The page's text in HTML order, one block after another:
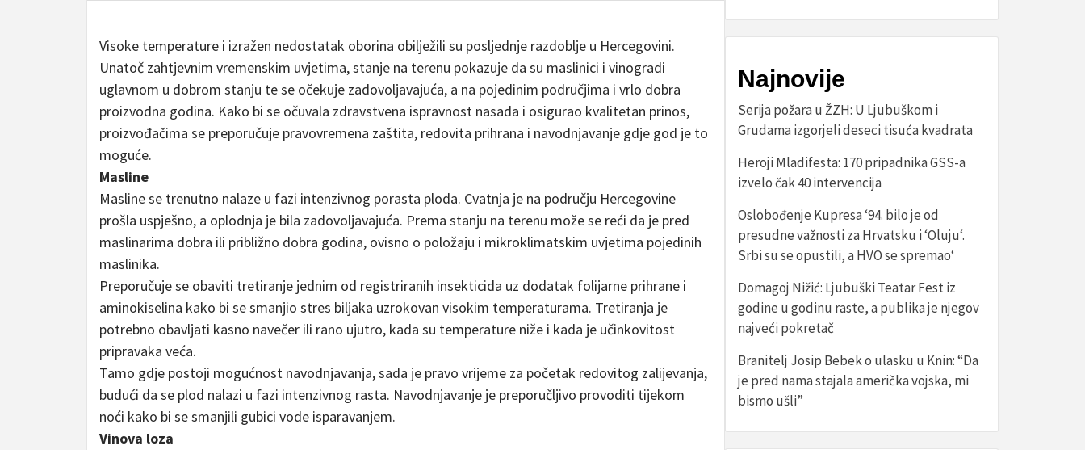
Visoke temperature i izražen nedostatak oborina obilježili su posljednje razdoblje u Hercegovini.
Unatoč zahtjevnim vremenskim uvjetima, stanje na terenu pokazuje da su maslinici i vinogradi
uglavnom u dobrom stanju te se očekuje zadovoljavajuća, a na pojedinim područjima i vrlo dobra
proizvodna godina. Kako bi se očuvala zdravstvena ispravnost nasada i osigurao kvalitetan prinos,
proizvođačima se preporučuje pravovremena zaštita, redovita prihrana i navodnjavanje gdje god je to
moguće.
Masline
Masline se trenutno nalaze u fazi intenzivnog porasta ploda. Cvatnja je na području Hercegovine
prošla uspješno, a oplodnja je bila zadovoljavajuća. Prema stanju na terenu može se reći da je pred
maslinarima dobra ili približno dobra godina, ovisno o položaju i mikroklimatskim uvjetima pojedinih
maslinika.
Preporučuje se obaviti tretiranje jednim od registriranih insekticida uz dodatak folijarne prihrane i
aminokiselina kako bi se smanjio stres biljaka uzrokovan visokim temperaturama. Tretiranja je
potrebno obavljati kasno navečer ili rano ujutro, kada su temperature niže i kada je učinkovitost
pripravaka veća.
Tamo gdje postoji mogućnost navodnjavanja, sada je pravo vrijeme za početak redovitog zalijevanja,
budući da se plod nalazi u fazi intenzivnog rasta. Navodnjavanje je preporučljivo provoditi tijekom
noći kako bi se smanjili gubici vode isparavanjem.
Vinova loza
Najnovije
Serija požara u ŽZH: U Ljubuškom i
Grudama izgorjeli deseci tisuća kvadrata
Heroji Mladifesta: 170 pripadnika GSS-a
izvelo čak 40 intervencija
Oslobođenje Kupresa ‘94. bilo je od
presudne važnosti za Hrvatsku i ‘Oluju‘.
Srbi su se opustili, a HVO se spremao‘
Domagoj Nižić: Ljubuški Teatar Fest iz
godine u godinu raste, a publika je njegov
najveći pokretač
Branitelj Josip Bebek o ulasku u Knin: “Da
je pred nama stajala američka vojska, mi
bismo ušli”